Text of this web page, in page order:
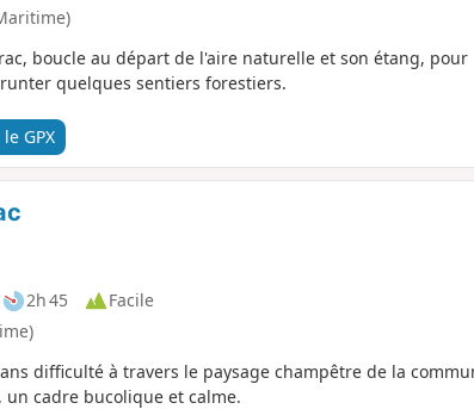
boucle au départ de l'aire naturelle et son étang, pour
quelques sentiers forestiers.
GPX
2h 45
Facile
difficulté à travers le paysage champêtre de la
cadre bucolique et calme.